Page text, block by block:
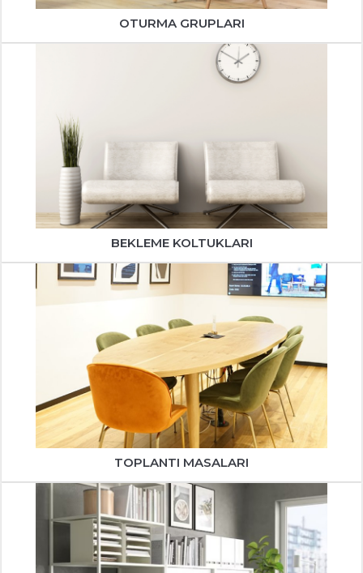
OTURMA GRUPLARI
BEKLEME KOLTUKLARI
TOPLANTI MASALARI